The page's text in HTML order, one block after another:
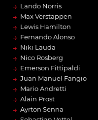
→ Lando Norris
→ Max Verstappen
→ Lewis Hamilton
→ Fernando Alonso
→ Niki Lauda
→ Nico Rosberg
→ Emerson Fittipaldi
→ Juan Manuel Fangio
→ Mario Andretti
→ Alain Prost
→ Ayrton Senna